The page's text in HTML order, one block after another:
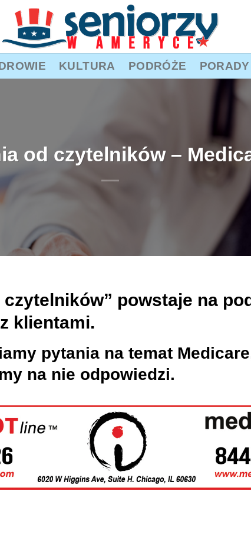
KULTURA PODRÓŻE PORADY
od czytelników –
czytelników” powstaje na
klientami.
pytania na temat
na nie odpowiedzi.